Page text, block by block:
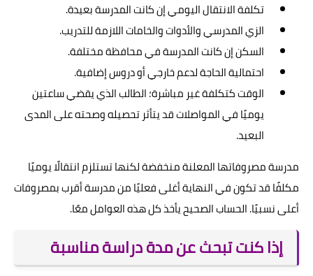
تكلفة الانتقال اليومي إن كانت المدرسة بعيدة.
الزي المدرسي والأدوات والخامات اللازمة للتدريب.
السكن إن كانت المدرسة في محافظة مختلفة.
احتمالية الحاجة لدعم خارجي أو دروس إضافية.
الوقت كتكلفة غير مباشرة؛ الطالب الذي يقضي ساعتين
يوميًا في المواصلات قد يتأثر تحصيله وصحته على المدى
البعيد.
مدرسة مصروفاتها المعلنة منخفضة لكنها تستلزم انتقالًا يوميًا
مكلفًا قد تكون في النهاية أغلى فعليًا من مدرسة أقرب بمصروفات
أعلى نسبيًا. الحساب الصحيح يأخذ كل هذه العوامل معًا.
إذا كنت تبحث عن مدة دراسة مناسبة